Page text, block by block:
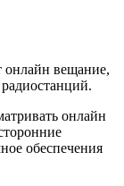
онлайн вещание,
онлайн
обеспечения